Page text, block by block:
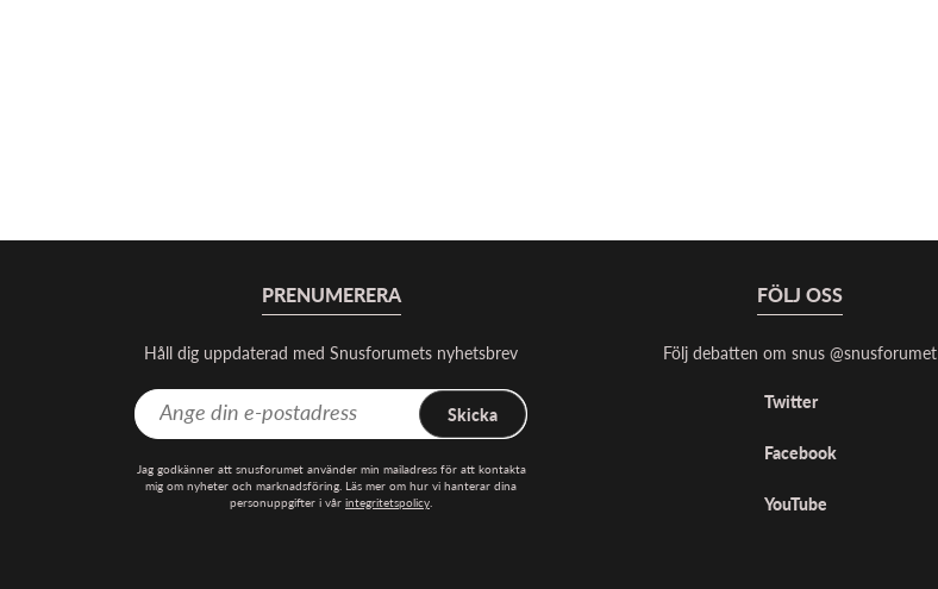
PRENUMERERA
Håll dig uppdaterad med Snusforumets nyhetsbrev
Skicka
Jag godkänner att snusforumet använder min mailadress för att kontakta
mig om nyheter och marknadsföring. Läs mer om hur vi hanterar dina
personuppgifter i vår integritetspolicy.
FÖLJ OSS
Följ debatten om snus @snusforumet
Twitter
Facebook
YouTube